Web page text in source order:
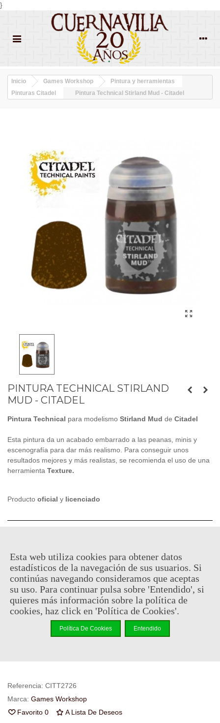
}
Inicio Games Workshop
Pintura y herramientas
Pinturas Citadel
Pintura Technical Stirland Mud - Citadel
PINTURA TECHNICAL STIRLAND
MUD - CITADEL
Pintura Technical para modelismo Stirland Mud de Citadel
Esta pintura da un acabado embarrado a las peanas, minis y
escenografía para dar más realismo. Para conseguir unos
resultados mejores y más realistas, se recomienda el uso de una
herramienta Texture.
Producto oficial y licenciado
En stock, envío en 24/48h
-
Añadir Al Carrito
Código QR Compartir
Referencia: CITT2726
Marca: Games Workshop
Favorito 0 A Lista De Deseos
Esta web utiliza cookies para obtener datos
estadísticos de la navegación de sus usuarios. Si
continúas navegando consideramos que aceptas
su uso. Para continuar pulsa sobre 'Entendido', si
quieres más información sobre la política de
cookies, haz click en 'Política de Cookies'.
Política De Cookies Entendido